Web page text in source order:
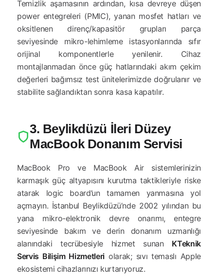
Temizlik aşamasının ardından, kısa devreye düşen
power entegreleri (PMIC), yanan mosfet hatları ve
oksitlenen direnç/kapasitör grupları parça
seviyesinde mikro-lehimleme istasyonlarında sıfır
orijinal komponentlerle yenilenir. Cihaz
montajlanmadan önce güç hatlarındaki akım çekim
değerleri bağımsız test ünitelerimizde doğrulanır ve
stabilite sağlandıktan sonra kasa kapatılır.
3. Beylikdüzü İleri Düzey
MacBook Donanım Servisi
MacBook Pro ve MacBook Air sistemlerinizin
karmaşık güç altyapısını kurutma taktikleriyle riske
atarak logic board’un tamamen yanmasına yol
açmayın. İstanbul Beylikdüzü’nde 2002 yılından bu
yana mikro-elektronik devre onarımı, entegre
seviyesinde bakım ve derin donanım uzmanlığı
alanındaki tecrübesiyle hizmet sunan KTeknik
Servis Bilişim Hizmetleriolarak; sıvı temaslı Apple
ekosistemi cihazlarınızı kurtarıyoruz.